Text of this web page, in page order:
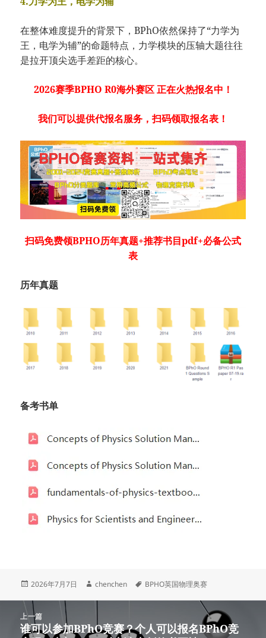
在整体难度提升的背景下，BPhO依然保持了“力学为
王，电学为辅”的命题特点，力学模块的压轴大题往往
是拉开顶尖选手差距的核心。
2026赛季BPHO R0海外赛区 正在火热报名中！
我们可以提供代报名服务，扫码领取报名表！
扫码免费领BPHO历年真题+推荐书目pdf+必备公式
表
历年真题
备考书单
发
于
2026年7月7日
作
chenchen
标
BPHO英国物理奥赛
上一篇
上
谁可以参加BPhO竞赛？个人可以报名BPhO竞